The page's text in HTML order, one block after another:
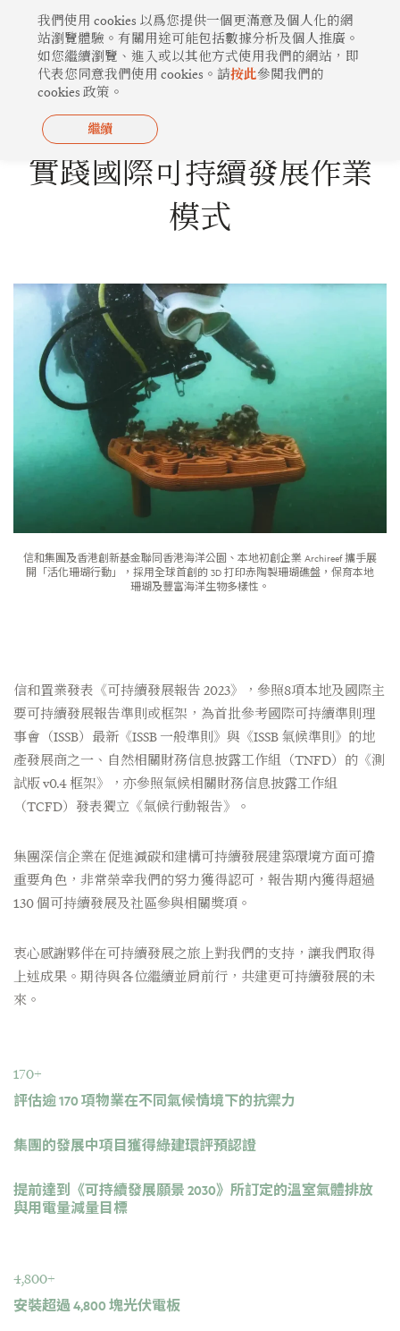
實踐國際可持續發展作業
模式
信和集團及香港創新基金聯同香港海洋公園、本地初創企業 Archireef 攜手展
開「活化珊瑚行動」，採用全球首創的 3D 打印赤陶製珊瑚礁盤，保育本地
珊瑚及豐富海洋生物多樣性。
信和置業發表《可持續發展報告 2023》，參照8項本地及國際主
要可持續發展報告準則或框架，為首批參考國際可持續準則理
事會（ISSB）最新《ISSB 一般準則》與《ISSB 氣候準則》的地
產發展商之一、自然相關財務信息披露工作組（TNFD）的《測
試版 v0.4 框架》，亦參照氣候相關財務信息披露工作組
（TCFD）發表獨立《氣候行動報告》。
集團深信企業在促進減碳和建構可持續發展建築環境方面可擔
重要角色，非常榮幸我們的努力獲得認可，報告期內獲得超過
130 個可持續發展及社區參與相關獎項。
衷心感謝夥伴在可持續發展之旅上對我們的支持，讓我們取得
上述成果。期待與各位繼續並肩前行，共建更可持續發展的未
來。
170+
評估逾 170 項物業在不同氣候情境下的抗禦力
集團的發展中項目獲得綠建環評預認證
提前達到《可持續發展願景 2030》所訂定的溫室氣體排放
與用電量減量目標
4,800+
安裝超過 4,800 塊光伏電板
我們使用 cookies 以爲您提供一個更滿意及個人化的網
站瀏覽體驗。有關用途可能包括數據分析及個人推廣。
如您繼續瀏覽、進入或以其他方式使用我們的網站，即
代表您同意我們使用 cookies。請按此參閲我們的
cookies 政策。
繼續